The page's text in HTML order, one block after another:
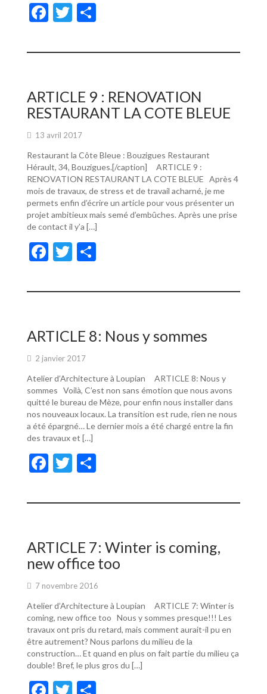
F
e
o
o
k
T
itt ta
er
ARTICLE 9 : RENOVATION
RESTAURANT LA COTE BLEUE
13 avril 2017
Restaurant la Côte Bleue : Bouzigues Restaurant
Hérault, 34, Bouzigues.[/caption] ARTICLE 9 :
RENOVATION RESTAURANT LA COTE BLEUE Après 4
mois de travaux, de stress et de travail acharné, je me
permets enfin d’écrire un article pour vous présenter un
projet ambitieux mais semé d’embûches. Après une prise
de contact il y’a […]
F
e
o
o
k
T
itt ta
er
ARTICLE 8: Nous y sommes
2 janvier 2017
Atelier d’Architecture à Loupian ARTICLE 8: Nous y
sommes Voilà, C’est non sans émotion que nous avons
quitté le bureau de Mèze, pour enfin nous installer dans
nos nouveaux locaux. La transition est rude, rien ne nous
a été épargné… Le dernier mois a été chargé entre la fin
des travaux et […]
F
e
o
o
k
T
itt ta
er
ARTICLE 7: Winter is coming,
new office too
7 novembre 2016
Atelier d’Architecture à Loupian ARTICLE 7: Winter is
coming, new office too Nous y sommes presque!!! Les
travaux ont pris du retard, mais comment aurait-il pu en
être autrement? Nous parlons du milieu de la
construction… Et quand en plus on fait partie du milieu ça
double! Bref, le plus gros du […]